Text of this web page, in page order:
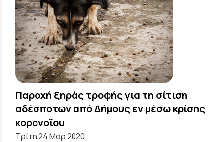
Παροχή ξηράς τροφής για τη σίτιση
αδέσποτων από Δήμους εν μέσω κρίσης
κορονοϊου
Τρίτη 24 Μαρ 2020